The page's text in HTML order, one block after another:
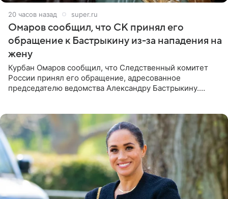
20 часов назад super.ru
Омаров сообщил, что СК принял его
обращение к Бастрыкину из-за нападения на
жену
Курбан Омаров сообщил, что Следственный комитет
России принял его обращение, адресованное
председателю ведомства Александру Бастрыкину.